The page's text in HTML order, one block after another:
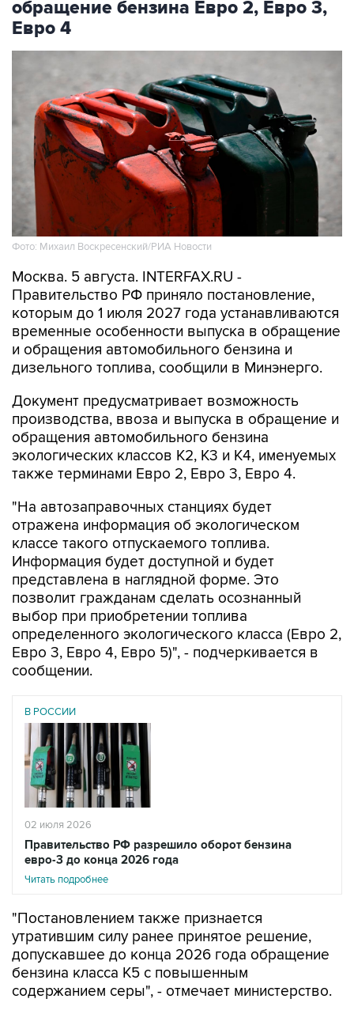
обращение бензина Евро 2, Евро 3,
Евро 4
Фото: Михаил Воскресенский/РИА Новости
Москва. 5 августа. INTERFAX.RU -
Правительство РФ приняло постановление,
которым до 1 июля 2027 года устанавливаются
временные особенности выпуска в обращение
и обращения автомобильного бензина и
дизельного топлива, сообщили в Минэнерго.
Документ предусматривает возможность
производства, ввоза и выпуска в обращение и
обращения автомобильного бензина
экологических классов К2, К3 и К4, именуемых
также терминами Евро 2, Евро 3, Евро 4.
"На автозаправочных станциях будет
отражена информация об экологическом
классе такого отпускаемого топлива.
Информация будет доступной и будет
представлена в наглядной форме. Это
позволит гражданам сделать осознанный
выбор при приобретении топлива
определенного экологического класса (Евро 2,
Евро 3, Евро 4, Евро 5)", - подчеркивается в
сообщении.
В РОССИИ
02 июля 2026
Правительство РФ разрешило оборот бензина
евро-3 до конца 2026 года
Читать подробнее
"Постановлением также признается
утратившим силу ранее принятое решение,
допускавшее до конца 2026 года обращение
бензина класса К5 с повышенным
содержанием серы", - отмечает министерство.